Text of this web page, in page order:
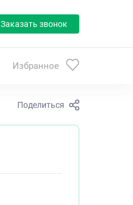
Заказать звонок
Избранное
Поделиться